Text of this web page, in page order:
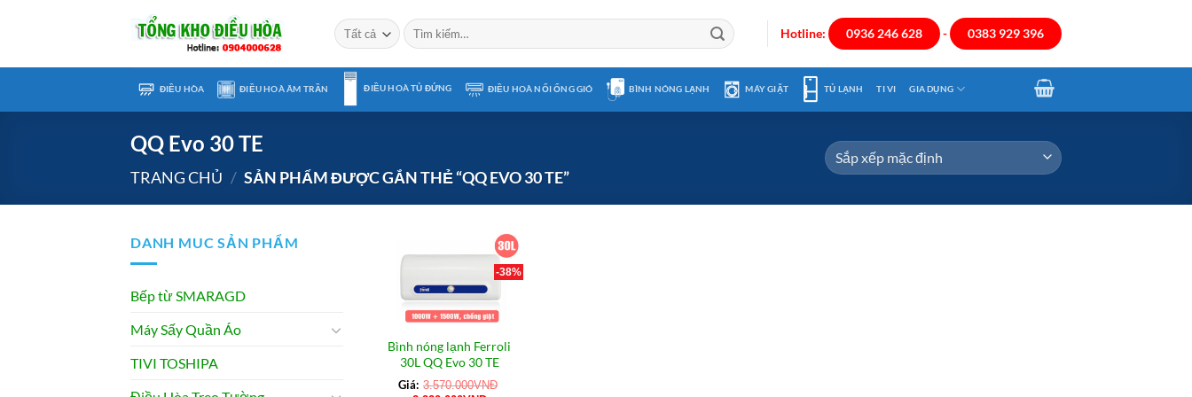
Tìm
kiếm:
Hotline: 0936 246 628 - 0383 929 396
ĐIỀU HÒA ĐIỀU HOÀ ÂM TRẦN ĐIỀU HOÀ TỦ ĐỨNG ĐIỀU HOÀ NỐI ỐNG GIÓ BÌNH NÓNG LẠNH MÁY GIẶT TỦ LẠNH TI VI GIA DỤNG
QQ Evo 30 TE
TRANG CHỦ / SẢN PHẨM ĐƯỢC GẮN THẺ “QQ EVO 30 TE”
DANH MUC SẢN PHẨM
Bếp từ SMARAGD
Máy Sấy Quần Áo
TIVI TOSHIPA
-38%
Bình nóng lạnh Ferroli
30L QQ Evo 30 TE
Giá: 3.570.000VNĐ